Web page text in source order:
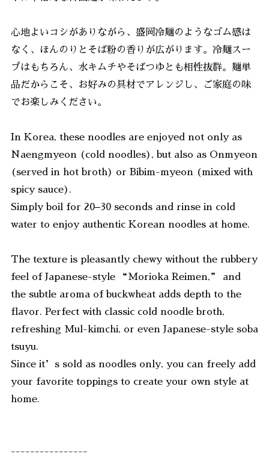
心地よいコシがありながら、盛岡冷麺のようなゴム感は
なく、ほんのりとそば粉の香りが広がります。冷麺スー
プはもちろん、水キムチやそばつゆとも相性抜群。麺単
品だからこそ、お好みの具材でアレンジし、ご家庭の味
でお楽しみください。
In Korea, these noodles are enjoyed not only as
Naengmyeon (cold noodles), but also as Onmyeon
(served in hot broth) or Bibim-myeon (mixed with
spicy sauce).
Simply boil for 20–30 seconds and rinse in cold
water to enjoy authentic Korean noodles at home.
The texture is pleasantly chewy without the rubbery
feel of Japanese-style “Morioka Reimen,” and
the subtle aroma of buckwheat adds depth to the
flavor. Perfect with classic cold noodle broth,
refreshing Mul-kimchi, or even Japanese-style soba
tsuyu.
Since it’s sold as noodles only, you can freely add
your favorite toppings to create your own style at
home.
----------------